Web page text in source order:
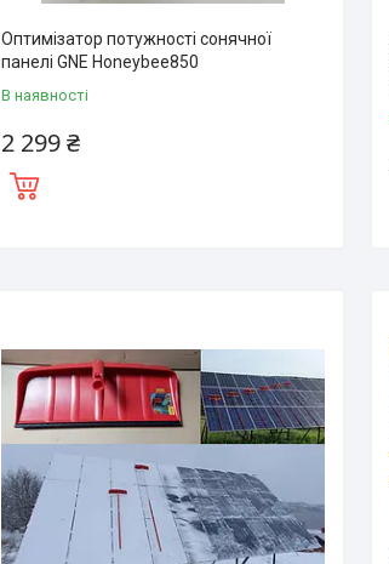
Оптимізатор потужності сонячної
панелі GNE Honeybee850
В наявності
2 299 ₴